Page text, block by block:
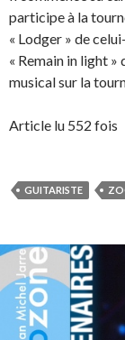
participe à la
« Lodger » de
« Remain in light
musical sur la
Article lu 552 fois
GUITARISTE